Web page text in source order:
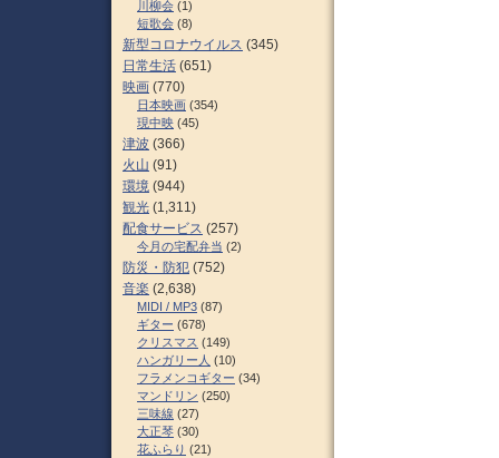
川柳会 (1)
短歌会 (8)
新型コロナウイルス (345)
日常生活 (651)
映画 (770)
日本映画 (354)
現中映 (45)
津波 (366)
火山 (91)
環境 (944)
観光 (1,311)
配食サービス (257)
今月の宅配弁当 (2)
防災・防犯 (752)
音楽 (2,638)
MIDI / MP3 (87)
ギター (678)
クリスマス (149)
ハンガリー人 (10)
フラメンコギター (34)
マンドリン (250)
三味線 (27)
大正琴 (30)
花ふらり (21)